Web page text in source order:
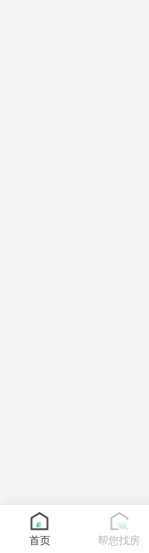
首页 帮您找房